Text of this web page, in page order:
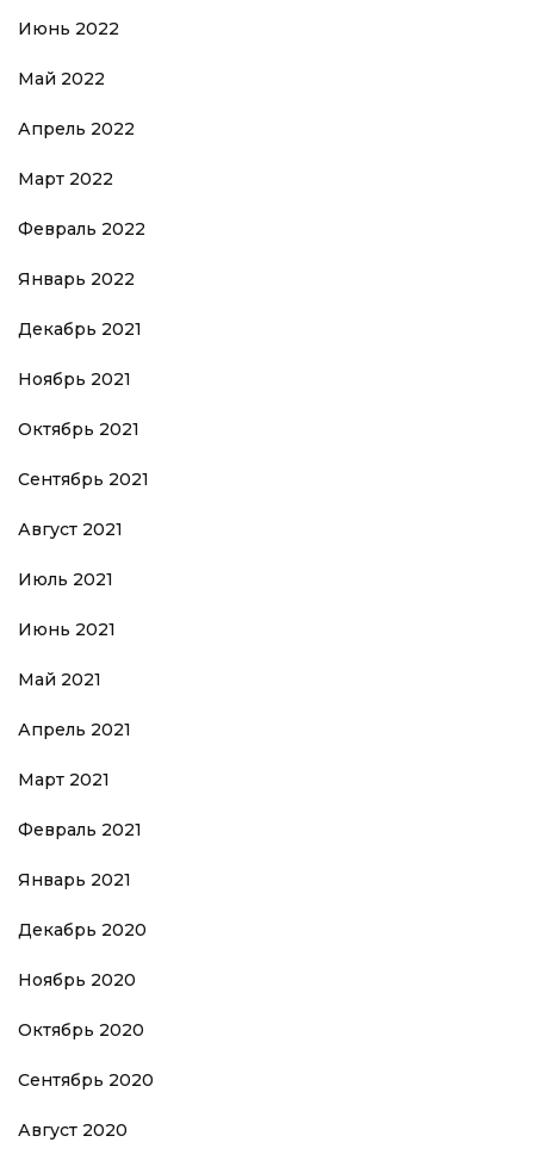
Июнь 2022
Май 2022
Апрель 2022
Март 2022
Февраль 2022
Январь 2022
Декабрь 2021
Ноябрь 2021
Октябрь 2021
Сентябрь 2021
Август 2021
Июль 2021
Июнь 2021
Май 2021
Апрель 2021
Март 2021
Февраль 2021
Январь 2021
Декабрь 2020
Ноябрь 2020
Октябрь 2020
Сентябрь 2020
Август 2020